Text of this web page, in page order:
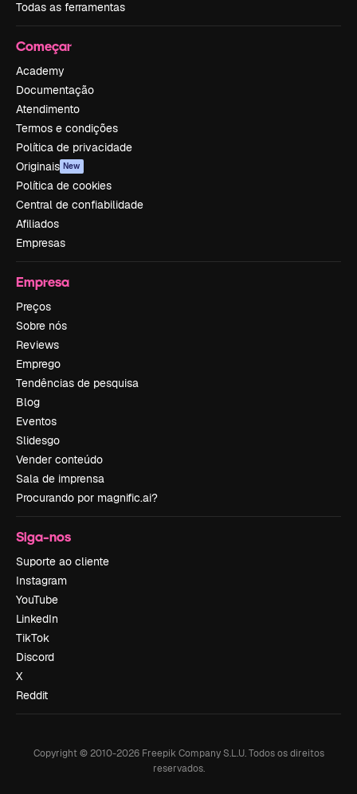
Todas as ferramentas
Começar
Academy
Documentação
Atendimento
Termos e condições
Política de privacidade
Originais New
Política de cookies
Central de confiabilidade
Afiliados
Empresas
Empresa
Preços
Sobre nós
Reviews
Emprego
Tendências de pesquisa
Blog
Eventos
Slidesgo
Vender conteúdo
Sala de imprensa
Procurando por magnific.ai?
Siga-nos
Suporte ao cliente
Instagram
YouTube
LinkedIn
TikTok
Discord
X
Reddit
Copyright © 2010-2026Freepik Company S.L.U. Todos os direitos
reservados.